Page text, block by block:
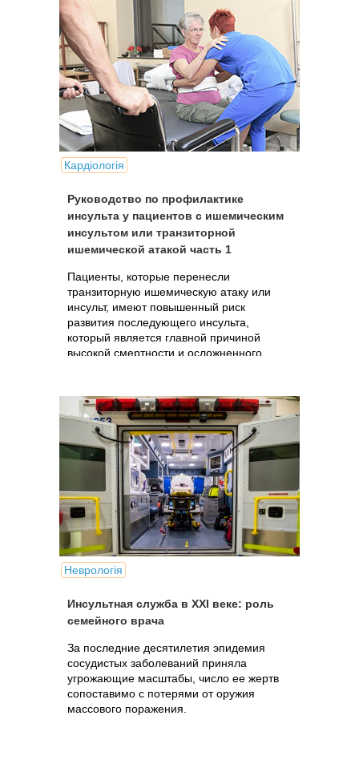
Кардіологія
Руководство по профилактике
инсульта у пациентов с ишемическим
инсультом или транзиторной
ишемической атакой часть 1
Пациенты, которые перенесли
транзиторную ишемическую атаку или
инсульт, имеют повышенный риск
развития последующего инсульта,
который является главной причиной
высокой смертности и осложненного
Неврологія
Инсультная служба в ХХI веке: роль
семейного врача
За последние десятилетия эпидемия
сосудистых заболеваний приняла
угрожающие масштабы, число ее жертв
сопоставимо с потерями от оружия
массового поражения.